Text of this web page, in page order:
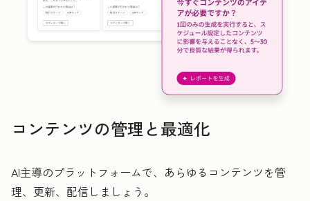
コンテンツの管理と最適化
AI主導のプラットフォームで、あらゆるコンテンツを管
理、更新、配信しましょう。